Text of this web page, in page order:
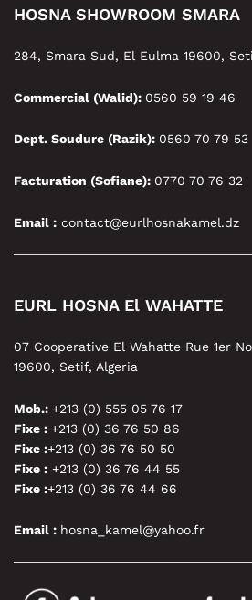
HOSNA SHOWROOM SMARA
284, Smara Sud, El Eulma 19600,
Commercial (Walid): 0560 59 19 46
Dept. Soudure (Razik): 0560 70 79 53
Facturation (Sofiane): 0770 70 76 32
Email : contact@eurlhosnakamel.dz
EURL HOSNA El WAHATTE
07 Cooperative El Wahatte Rue 1er
19600, Setif, Algeria
Mob.: +213 (0) 555 05 76 17
Fixe : +213 (0) 36 76 50 86
Fixe :+213 (0) 36 76 50 50
Fixe : +213 (0) 36 76 44 55
Fixe :+213 (0) 36 76 44 66
Email : hosna_kamel@yahoo.fr